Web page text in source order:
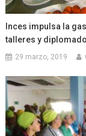
Inces impulsa la
talleres y
29 marzo, 2019